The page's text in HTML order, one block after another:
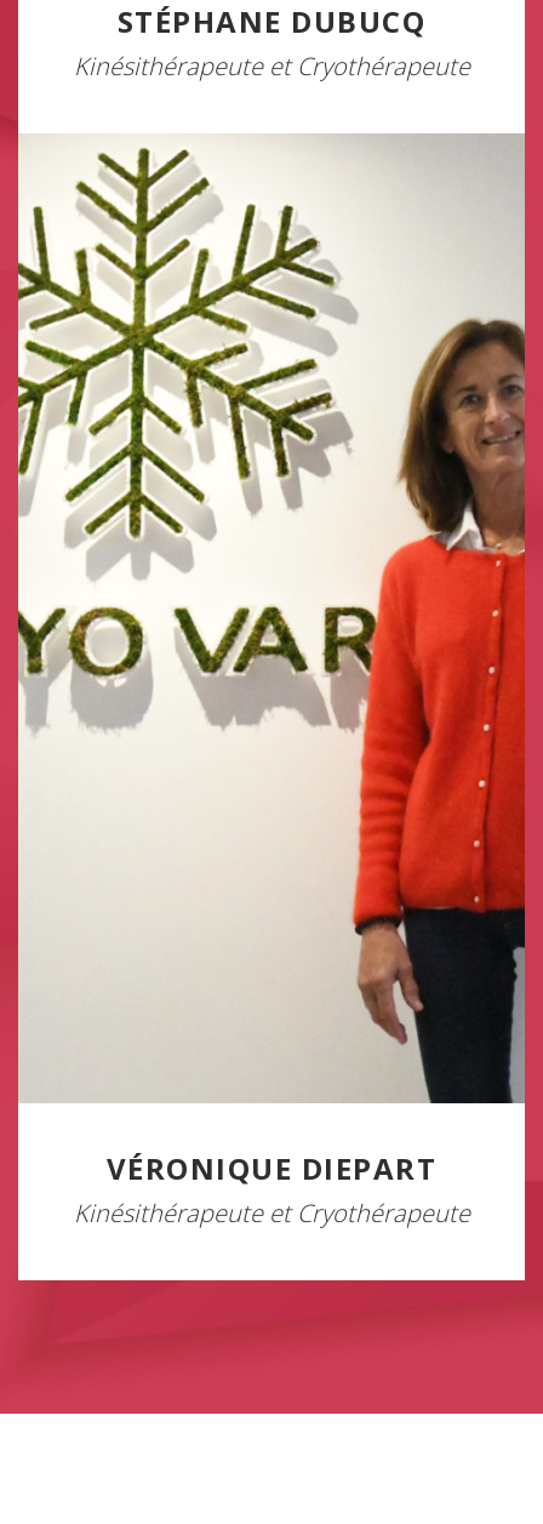
STÉPHANE DUBUCQ
Kinésithérapeute et Cryothérapeute
VÉRONIQUE DIEPART
Kinésithérapeute et Cryothérapeute